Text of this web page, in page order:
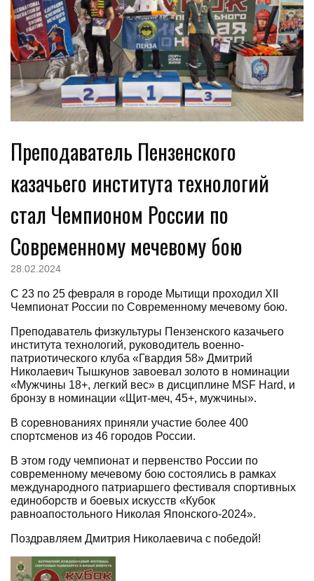
Преподаватель Пензенского
казачьего института технологий
стал Чемпионом России по
Современному мечевому бою
28.02.2024
С 23 по 25 февраля в городе Мытищи проходил XII
Чемпионат России по Современному мечевому бою.
Преподаватель физкультуры Пензенского казачьего
института технологий, руководитель военно-
патриотического клуба «Гвардия 58» Дмитрий
Николаевич Тышкунов завоевал золото в номинации
«Мужчины 18+, легкий вес» в дисциплине MSF Hard, и
бронзу в номинации «Щит-меч, 45+, мужчины».
В соревнованиях приняли участие более 400
спортсменов из 46 городов России.
В этом году чемпионат и первенство России по
современному мечевому бою состоялись в рамках
международного патриаршего фестиваля спортивных
единоборств и боевых искусств «Кубок
равноапостольного Николая Японского-2024».
Поздравляем Дмитрия Николаевича с победой!